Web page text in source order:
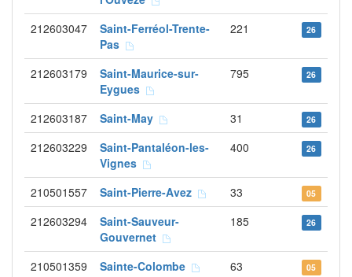
212603047
Saint-Ferréol-Trente-
Pas
221 26
212603179
Saint-Maurice-sur-
Eygues
795 26
212603187 Saint-May 31 26
212603229
Saint-Pantaléon-les-
Vignes
400 26
210501557 Saint-Pierre-Avez 33 05
212603294
Saint-Sauveur-
Gouvernet
185 26
210501359 Sainte-Colombe 63 05